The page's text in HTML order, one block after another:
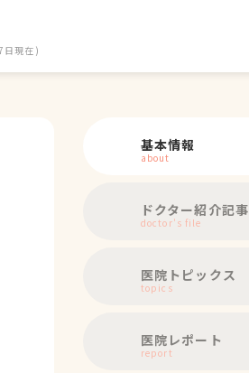
日現在)
基本情報
about
ドクター紹介記事
doctor's file
医院トピックス
topics
医院レポート
report